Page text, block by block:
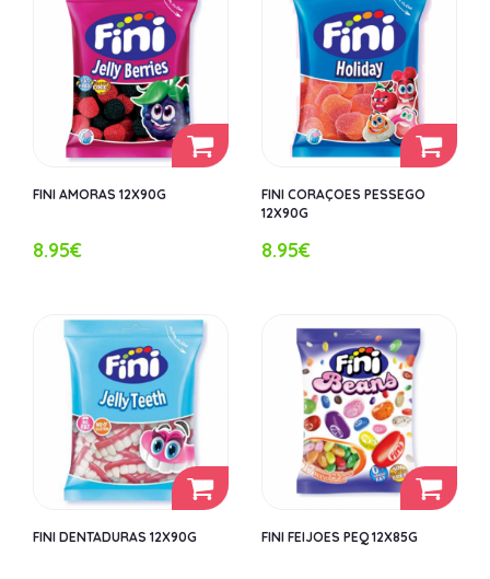
FINI AMORAS 12X90G
8.95€
FINI CORAÇOES PESSEGO
12X90G
8.95€
FINI DENTADURAS 12X90G FINI FEIJOES PEQ 12X85G